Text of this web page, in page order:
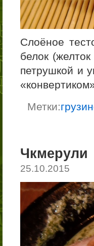
Слоёное
белок
петрушкой и
Метки:
Чкмерули
25.10.2015